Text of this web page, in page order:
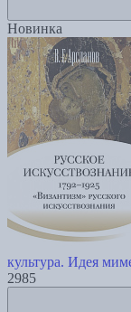
Новинка
культура. Идея
2985